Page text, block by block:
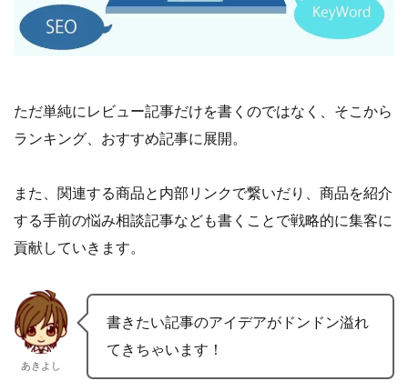
ただ単純にレビュー記事だけを書くのではなく、そこから
ランキング、おすすめ記事に展開。
また、関連する商品と内部リンクで繋いだり、商品を紹介
する手前の悩み相談記事なども書くことで戦略的に集客に
貢献していきます。
あきよし
書きたい記事のアイデアがドンドン溢れ
てきちゃいます！